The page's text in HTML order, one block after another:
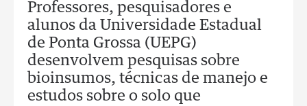
Professores, pesquisadores e
alunos da Universidade Estadual
de Ponta Grossa (UEPG)
desenvolvem pesquisas sobre
bioinsumos, técnicas de manejo e
estudos sobre o solo que